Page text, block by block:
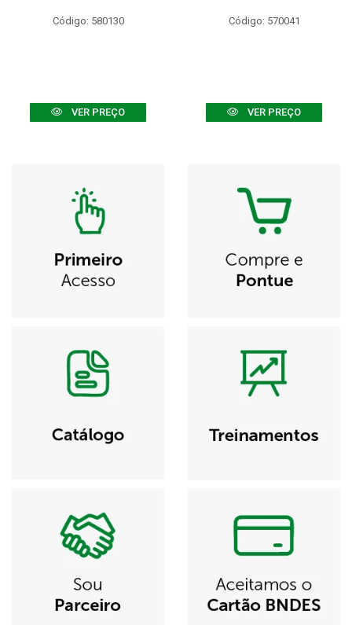
Código: 580130
VER PREÇO
Código: 570041
VER PREÇO